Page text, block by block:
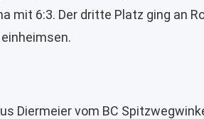
mit 6:3. Der dritte Platz ging an
Diermeier vom BC